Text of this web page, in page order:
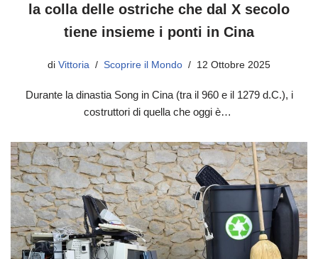
la colla delle ostriche che dal X secolo
tiene insieme i ponti in Cina
di Vittoria Scoprire il Mondo 12 Ottobre 2025
Durante la dinastia Song in Cina (tra il 960 e il 1279 d.C.), i
costruttori di quella che oggi è…